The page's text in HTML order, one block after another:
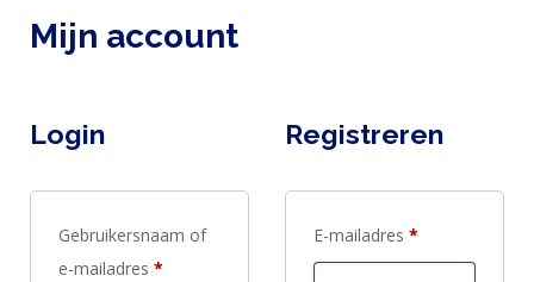
Mijn account
Login
Gebruikersnaam of
e-mailadres *
Registreren
E-mailadres *